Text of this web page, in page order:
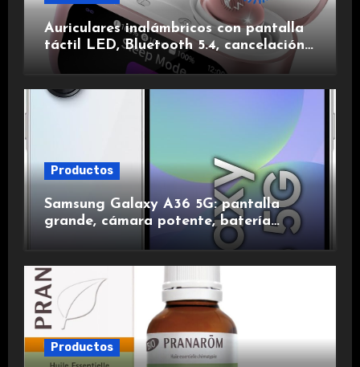
Auriculares inalámbricos con pantalla
táctil LED, Bluetooth 5.4, cancelación
de ruido, impermeables y de larga
Productos
Samsung Galaxy A36 5G: pantalla
grande, cámara potente, batería
duradera y carga rápida para una
Productos